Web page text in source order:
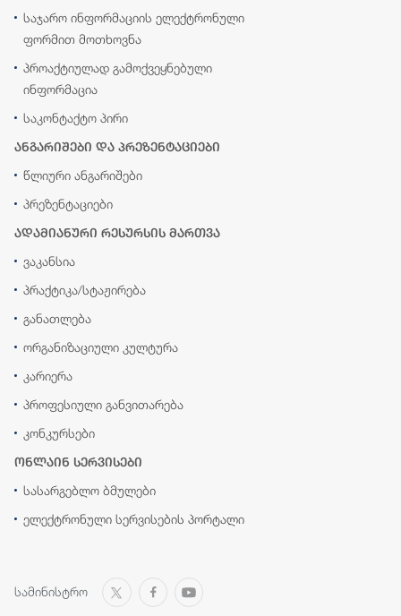
საჯარო ინფორმაციის ელექტრონული
ფორმით მოთხოვნა
პროაქტიულად გამოქვეყნებული
ინფორმაცია
საკონტაქტო პირი
ანგარიშები და პრეზენტაციები
წლიური ანგარიშები
პრეზენტაციები
ადამიანური რესურსის მართვა
ვაკანსია
პრაქტიკა/სტაჟირება
განათლება
ორგანიზაციული კულტურა
კარიერა
პროფესიული განვითარება
კონკურსები
ონლაინ სერვისები
სასარგებლო ბმულები
ელექტრონული სერვისების პორტალი
სამინისტრო